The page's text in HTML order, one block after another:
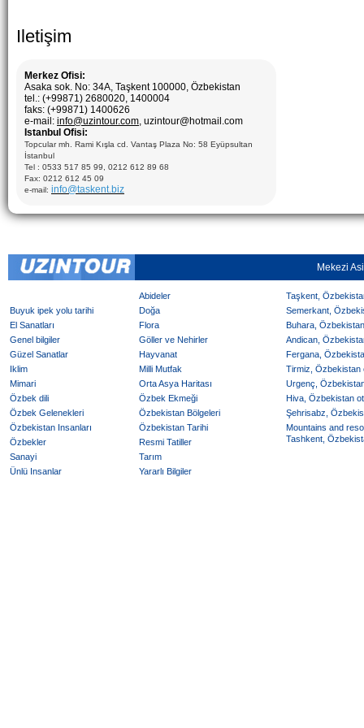
Iletişim
Merkez Ofisi:
Asaka sok. No: 34A, Taşkent 100000, Özbekistan
tel.: (+99871) 2680020, 1400004
faks: (+99871) 1400626
e-mail: info@uzintour.com, uzintour@hotmail.com
Istanbul Ofisi:
Topcular mh. Rami Kışla cd. Vantaş Plaza No: 58 Eyüpsultan
İstanbul
Tel : 0533 517 85 99, 0212 612 89 68
Fax: 0212 612 45 09
e-mail: info@taskent.biz
Mekezi
Abideler
Buyuk ipek yolu tarihi
Doğa
El Sanatları
Flora
Genel bilgiler
Göller ve Nehirler
Güzel Sanatlar
Hayvanat
Iklim
Milli Mutfak
Mimari
Orta Asya Haritası
Özbek dili
Özbek Ekmeği
Özbek Gelenekleri
Özbekistan Bölgeleri
Özbekistan Insanları
Özbekistan Tarihi
Özbekler
Resmi Tatiller
Sanayi
Tarım
Ünlü Insanlar
Yararlı Bilgiler
Taşkent,
Semerkant,
Buhara,
Andican,
Fergana,
Tirmiz, Özbekistan
Urgenç,
Hiva, Özbekistan
Şehrisabz,
Mountains and
Tashkent,